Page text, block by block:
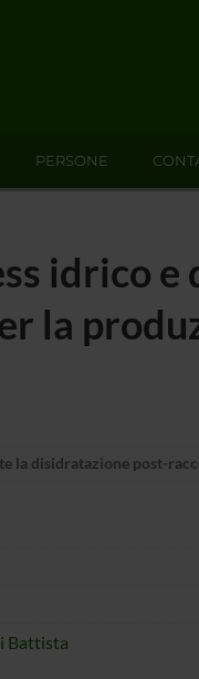
PERSONE
idrico e
la
la disidratazione post-
Battista